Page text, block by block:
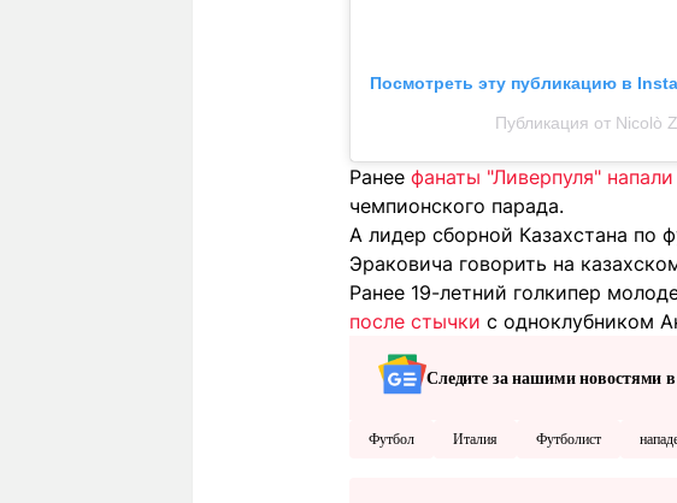
Посмотреть эту публикацию в
Публикация от Nicolò
Ранее фанаты "Ливерпуля" напали
чемпионского парада.
А лидер сборной Казахстана по
Эраковича говорить на
Ранее 19-летний голкипер
после стычки с одноклубником
Следите за нашими новостями в
Футбол Италия Футболист